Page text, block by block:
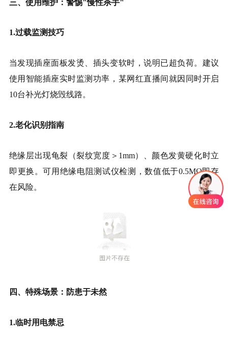
三、使用维护：警惕"慢性杀手"
1.过载监测技巧
当发现插座面板发烫、插头变软时，说明已超负荷。建议
使用智能插座实时监测功率，某网红直播间就因同时开启
10台补光灯烧毁线路。
2.老化识别指南
绝缘层出现龟裂（裂纹宽度＞1mm）、颜色发黄硬化时立
即更换。可用绝缘电阻测试仪检测，数值低于0.5MΩ即存
在风险。
四、特殊场景：防患于未然
1.临时用电禁忌